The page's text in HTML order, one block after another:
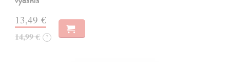
13,49 €
14,99 € ?